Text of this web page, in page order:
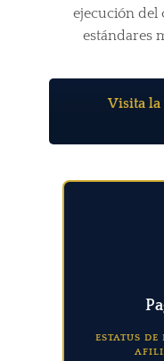
ejecución del
estándares
Visita la
ESTATUS